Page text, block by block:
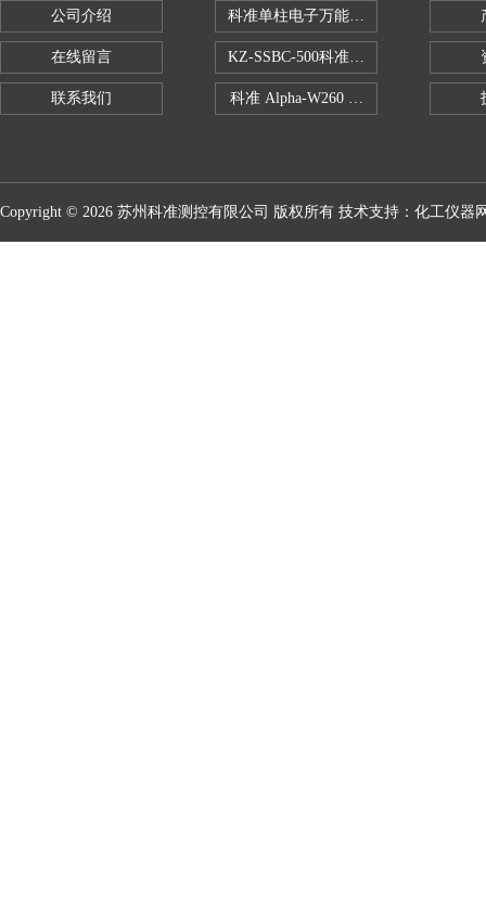
公司介绍
在线留言
联系我们
科准单柱电子万能拉力机KZ-SSBC-500
KZ-SSBC-500科准单柱电子万能试验
科准 Alpha-W260 半导体全自动推拉
Copyright © 2026 苏州科准测控有限公司 版权所有 技术支持： 化工仪器